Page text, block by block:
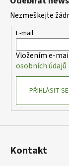
Nezmeškejte
E-mail
Vložením e-
osobních údajů
PŘIHLÁSIT SE
Kontakt